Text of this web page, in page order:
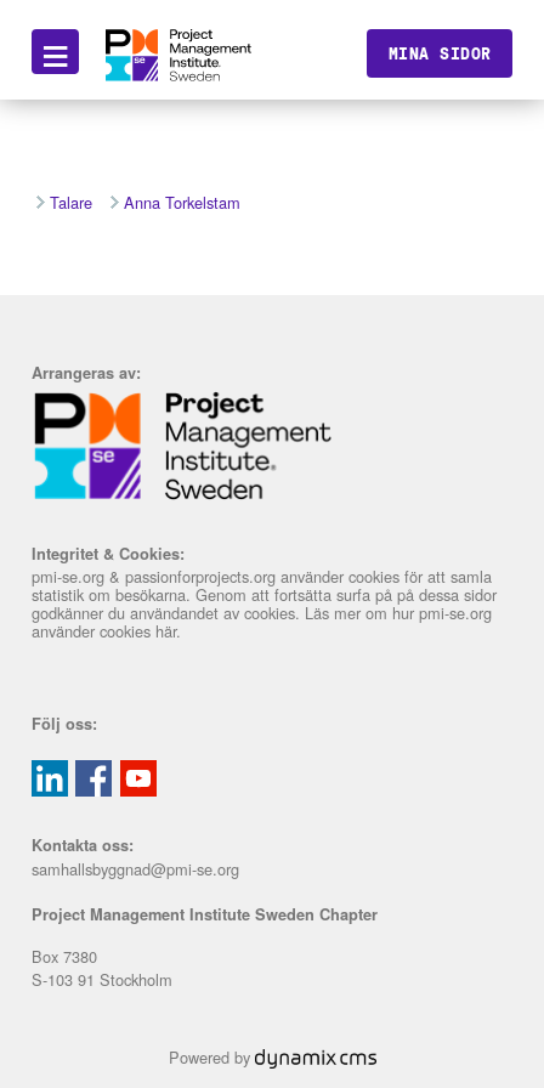
≡ MINA SIDOR
Talare Anna Torkelstam
Arrangeras av:
Integritet & Cookies:
pmi-se.org & passionforprojects.org använder cookies för att samla
statistik om besökarna. Genom att fortsätta surfa på på dessa sidor
godkänner du användandet av cookies. Läs mer om hur pmi-se.org
använder cookies här.
Följ oss:
Kontakta oss:
samhallsbyggnad@pmi-se.org
Project Management Institute Sweden Chapter
Box 7380
S-103 91 Stockholm
Powered by